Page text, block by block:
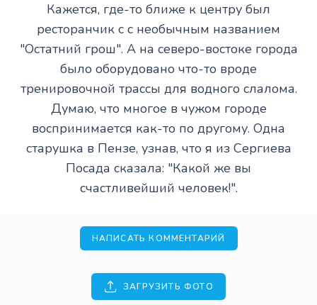
Кажется, где-то ближе к центру был
ресторанчик с с необычным названием
"Остатний грош". А на северо-востоке города
было оборудовано что-то вроде
тренировочной трассы для водного слалома.
Думаю, что многое в чужом городе
воспринимается как-то по другому. Одна
старушка в Пензе, узнав, что я из Сергиева
Посада сказала: "Какой же вы
счастливейший человек!".
НАПИСАТЬ КОММЕНТАРИЙ
ЗАГРУЗИТЬ ФОТО